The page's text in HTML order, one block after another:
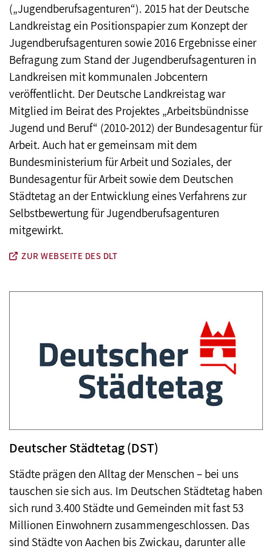
(„Jugendberufsagenturen“). 2015 hat der Deutsche
Landkreistag ein Positionspapier zum Konzept der
Jugendberufsagenturen sowie 2016 Ergebnisse einer
Befragung zum Stand der Jugendberufsagenturen in
Landkreisen mit kommunalen Jobcentern
veröffentlicht. Der Deutsche Landkreistag war
Mitglied im Beirat des Projektes „Arbeitsbündnisse
Jugend und Beruf“ (2010-2012) der Bundesagentur für
Arbeit. Auch hat er gemeinsam mit dem
Bundesministerium für Arbeit und Soziales, der
Bundesagentur für Arbeit sowie dem Deutschen
Städtetag an der Entwicklung eines Verfahrens zur
Selbstbewertung für Jugendberufsagenturen
mitgewirkt.
ZUR WEBSEITE DES DLT
Deutscher Städtetag (DST)
Städte prägen den Alltag der Menschen – bei uns
tauschen sie sich aus. Im Deutschen Städtetag haben
sich rund 3.400 Städte und Gemeinden mit fast 53
Millionen Einwohnern zusammengeschlossen. Das
sind Städte von Aachen bis Zwickau, darunter alle